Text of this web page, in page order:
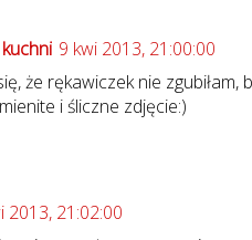
9 kwi 2013, 21:00:00
że rękawiczek nie
i śliczne zdjęcie:)
2013, 21:02:00